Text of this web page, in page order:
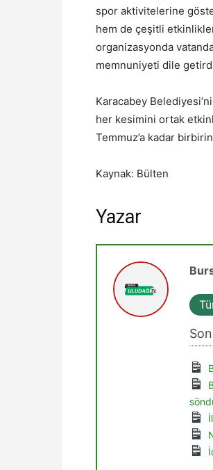
spor aktivitelerine
hem de çeşitli
organizasyonda
memnuniyeti dile
Karacabey
her kesimini ortak
Temmuz’a kadar
Kaynak: Bülten
Yazar